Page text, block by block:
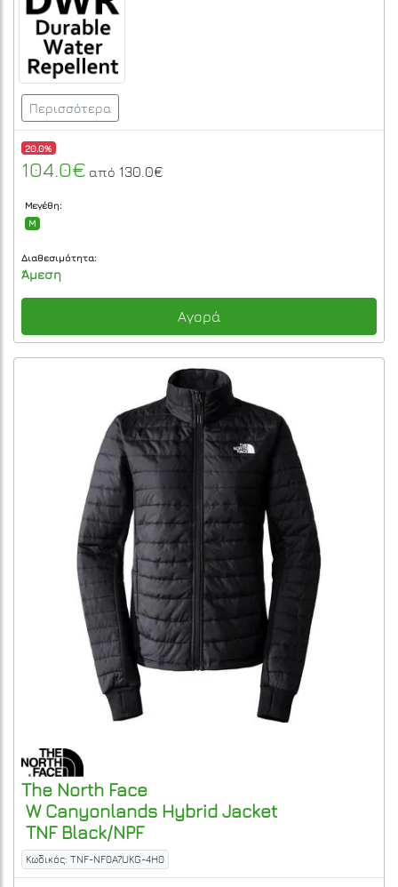
Περισσότερα
20.0%
104.0€ από 130.0€
Μεγέθη:
M
Διαθεσιμότητα:
Άμεση
Αγορά
The North Face
W Canyonlands Hybrid Jacket
TNF Black/NPF
Κωδικός: TNF-NF0A7UKG-4H0